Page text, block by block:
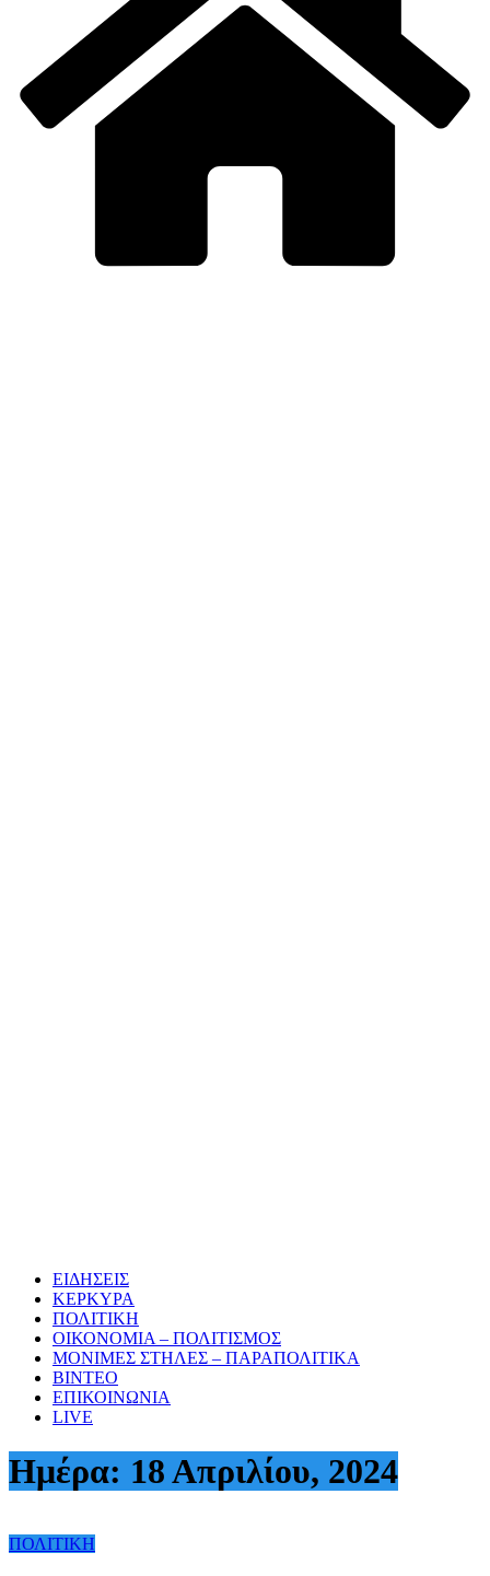
ΕΙΔΗΣΕΙΣ
ΚΕΡΚΥΡΑ
ΠΟΛΙΤΙΚΗ
ΟΙΚΟΝΟΜΙΑ – ΠΟΛΙΤΙΣΜΟΣ
ΜΟΝΙΜΕΣ ΣΤΗΛΕΣ – ΠΑΡΑΠΟΛΙΤΙΚΑ
ΒΙΝΤΕΟ
ΕΠΙΚΟΙΝΩΝΙΑ
LIVE
Ημέρα: 18 Απριλίου, 2024
ΠΟΛΙΤΙΚΗ